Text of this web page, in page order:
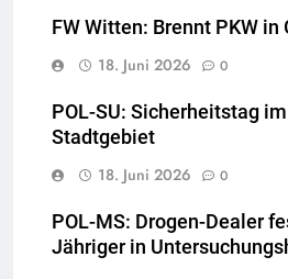
FW Witten: Brennt PKW in
18. Juni 2026
0
POL-SU: Sicherheitstag
Stadtgebiet
18. Juni 2026
0
POL-MS: Drogen-Dealer
Jähriger in